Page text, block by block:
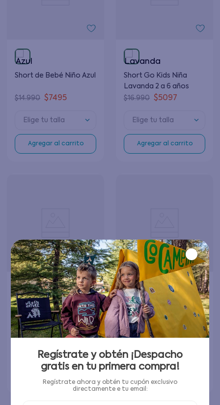
Short de Bebé Niño Azul
$14.990 $7495
Elige tu talla
Agregar al carrito
Short Go Kids Niña
Lavanda 2 a 6 años
$16.990 $5097
Elige tu talla
Agregar al carrito
Short de Niña Magenta
$ 14.990 $7495
Elige tu talla
Short de Bebé Niña
Turquesa
$12.990 $6495
Elige tu talla
Regístrate y obtén ¡Despacho
gratis en tu primera compra!
Regístrate ahora y obtén tu cupón exclusivo
directamente e tu email: